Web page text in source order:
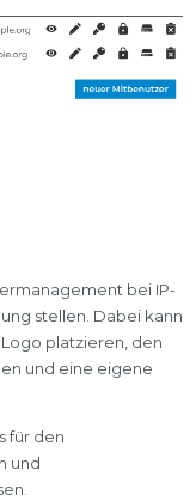
bei IP-
stellen. Dabei kann
platzieren, den
und eine eigene
für den
und